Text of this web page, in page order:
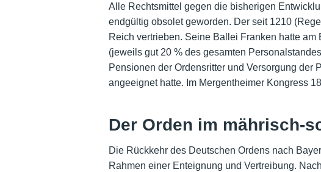
Alle Rechtsmittel gegen die bisherigen
endgültig obsolet geworden. Der seit 1210
Reich vertrieben. Seine Ballei Franken hatte
(jeweils gut 20 % des gesamten
Pensionen der Ordensritter und Versorgung der
angeeignet hatte. Im Mergentheimer Kongress
Der Orden im mährisch-
Die Rückkehr des Deutschen Ordens nach
Rahmen einer Enteignung und Vertreibung.